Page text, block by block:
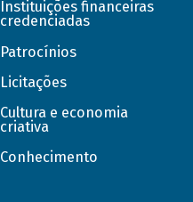
Instituições financeiras
credenciadas
Patrocínios
Licitações
Cultura e economia
criativa
Conhecimento